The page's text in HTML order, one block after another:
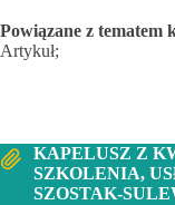
Powiązane z tematem
Artykuł;
KAPELUSZ Z
SZKOLENIA,
SZOSTAK-